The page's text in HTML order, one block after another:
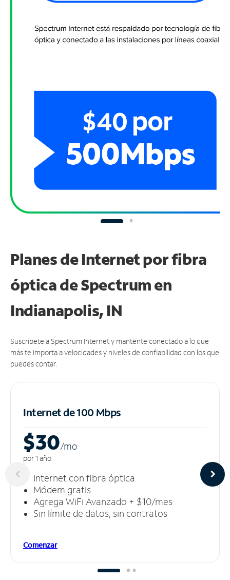
Planes de Internet por fibra
óptica de Spectrum en
Indianapolis, IN
Suscríbete a Spectrum Internet y mantente conectado a lo que
más te importa a velocidades y niveles de confiabilidad con los que
puedes contar.
Internet de 100 Mbps
$30/mo
por 1 año
Internet con fibra óptica
Módem gratis
Agrega WiFi Avanzado + $10/mes
Sin límite de datos, sin contratos
Comenzar